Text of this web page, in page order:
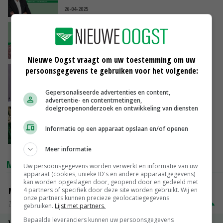
26-04-2025
'In één generatie uit de armoede'
Strengere regels uitzendbureaus gaan in
24-04-2025
must’
MARKTPRIJZEN
Magere melkpoeder
Zuivel NL
Nieuwe Oogst vraagt om uw toestemming om uw
persoonsgegevens te gebruiken voor het volgende:
Gepersonaliseerde advertenties en content,
advertentie- en contentmetingen,
doelgroepenonderzoek en ontwikkeling van diensten
Informatie op een apparaat opslaan en/of openen
Meer informatie
Uw persoonsgegevens worden verwerkt en informatie van uw
apparaat (cookies, unieke ID's en andere apparaatgegevens)
kan worden opgeslagen door, geopend door en gedeeld met
4 partners of specifiek door deze site worden gebruikt. Wij en
onze partners kunnen precieze geolocatiegegevens
gebruiken. Lijst met partners.
Bepaalde leveranciers kunnen uw persoonsgegevens